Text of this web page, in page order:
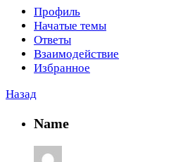
Профиль
Начатые темы
Ответы
Взаимодействие
Избранное
Назад
Name